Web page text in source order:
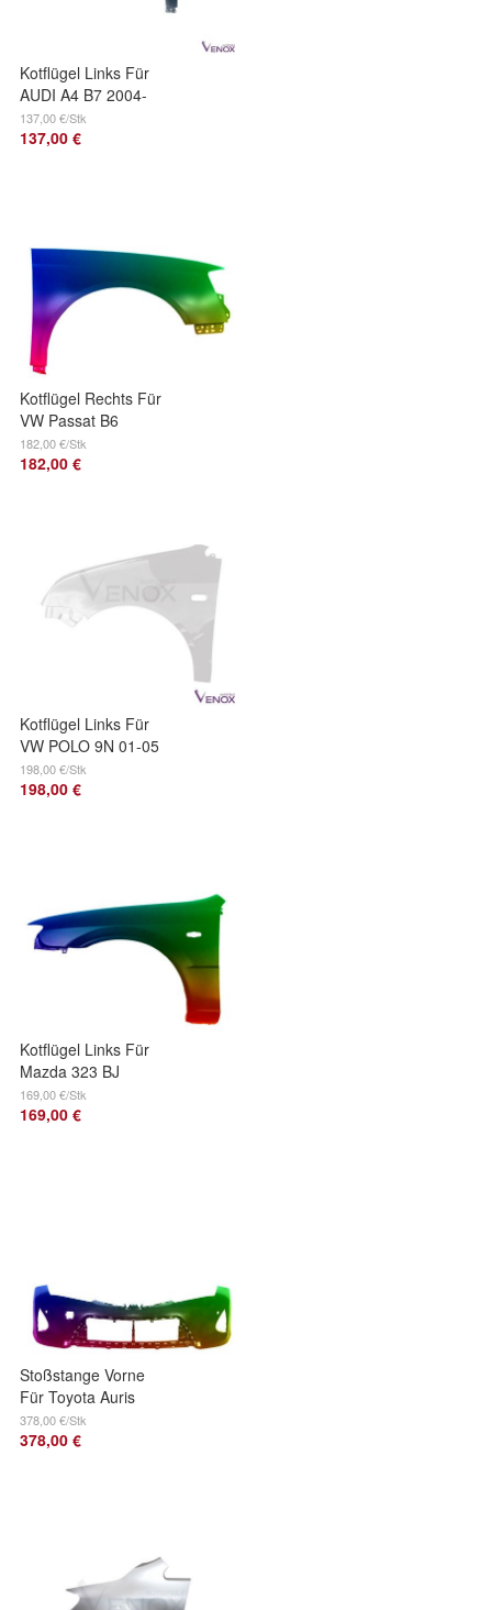
Kotflügel Links Für
AUDI A4 B7 2004-
2008 Lackiert In
LY5J Neu VxLine
137,00 €/Stk
137,00 €
Kotflügel Rechts Für
VW Passat B6
2005-2010 Lackiert
In Wunschfarbe
182,00 €/Stk
182,00 €
Kotflügel Links Für
VW POLO 9N 01-05
Lackiert LB9A Neu
198,00 €/Stk
198,00 €
Kotflügel Links Für
Mazda 323 BJ
2001-2003 Lackiert
In Wunschfarbe
169,00 €/Stk
169,00 €
Stoßstange Vorne
Für Toyota Auris
(E18) 2013-2015
PDC Lackiert In
378,00 €/Stk
378,00 €